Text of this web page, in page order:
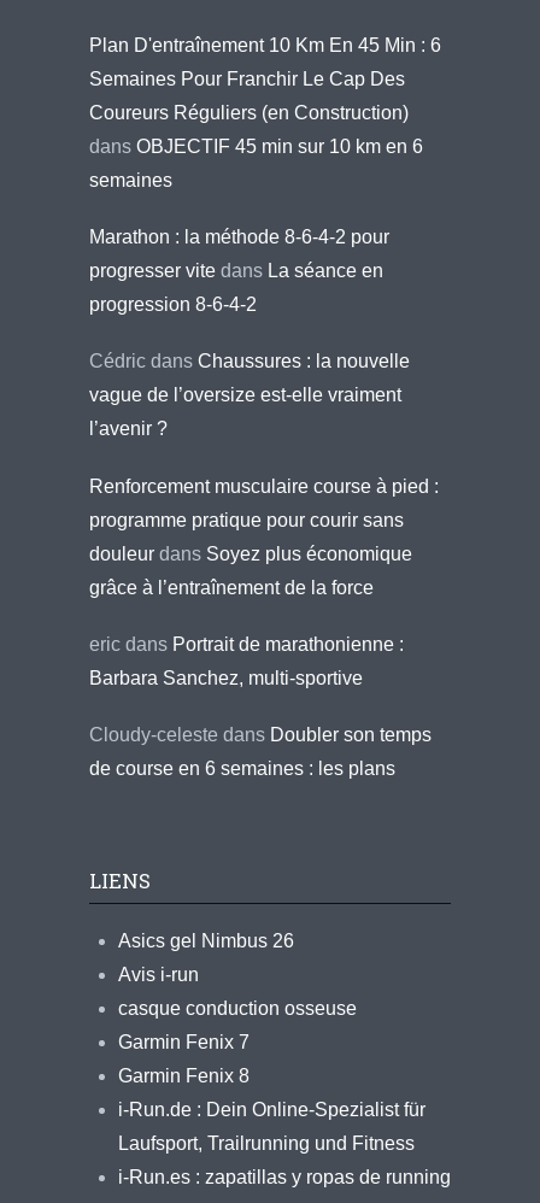
Plan D'entraînement 10 Km En 45 Min : 6
Semaines Pour Franchir Le Cap Des
Coureurs Réguliers (en Construction)
dans OBJECTIF 45 min sur 10 km en 6
semaines
Marathon : la méthode 8-6-4-2 pour
progresser vite dans La séance en
progression 8-6-4-2
Cédric dans Chaussures : la nouvelle
vague de l’oversize est-elle vraiment
l’avenir ?
Renforcement musculaire course à pied :
programme pratique pour courir sans
douleur dans Soyez plus économique
grâce à l’entraînement de la force
eric dans Portrait de marathonienne :
Barbara Sanchez, multi-sportive
Cloudy-celeste dans Doubler son temps
de course en 6 semaines : les plans
LIENS
Asics gel Nimbus 26
Avis i-run
casque conduction osseuse
Garmin Fenix 7
Garmin Fenix 8
i-Run.de : Dein Online-Spezialist für
Laufsport, Trailrunning und Fitness
i-Run.es : zapatillas y ropas de running